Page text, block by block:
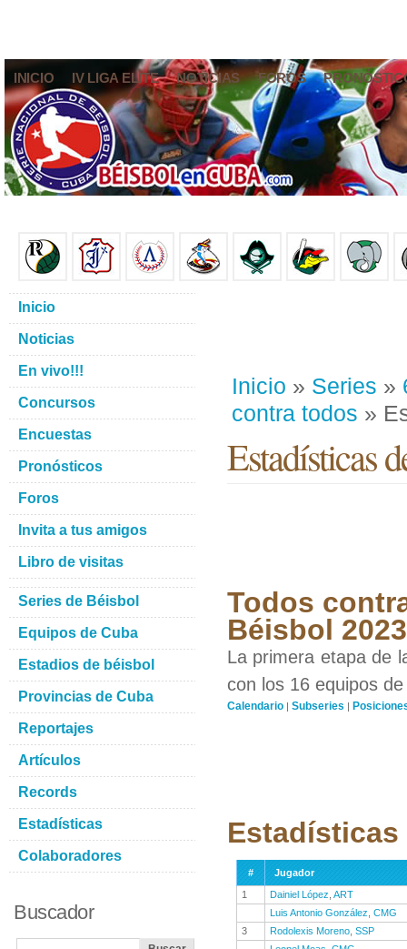
INICIO IV LIGA ELITE NOTICIAS FOROS
Inicio » Series »
contra todos »
Estadísticas
Todos
Béisbol 2023
La primera etapa de
con los 16 equipos
Calendario | Subseries |
Estadísticas
#
Jugador
1
Dainiel López ART
Luis Antonio González CMG
3
Rodolexis Moreno SSP
Inicio
Noticias
En vivo!!!
Concursos
Encuestas
Pronósticos
Foros
Invita a tus amigos
Libro de visitas
Series de Béisbol
Equipos de Cuba
Estadios de béisbol
Provincias de Cuba
Reportajes
Artículos
Records
Estadísticas
Colaboradores
Buscador